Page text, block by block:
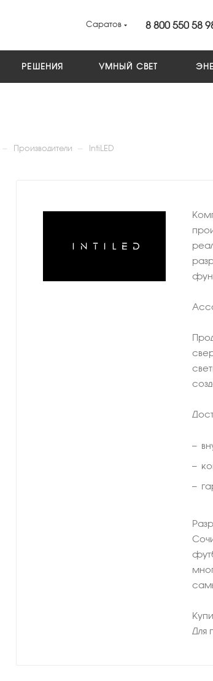
Саратов 8 800 550 58
РЕШЕНИЯ УМНЫЙ СВЕТ
— Производители — IntiLED
Для